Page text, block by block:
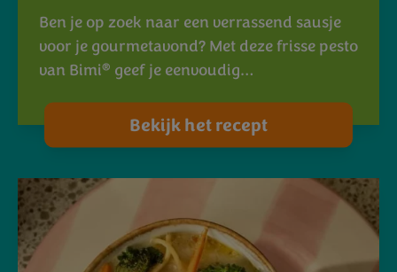
Ben je op zoek naar een verrassend sausje
voor je gourmetavond? Met deze frisse pesto
van Bimi® geef je eenvoudig…
Bekijk het recept